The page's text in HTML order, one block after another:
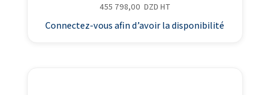
455 798,00 DZD HT
Connectez-vous afin d’avoir la disponibilité